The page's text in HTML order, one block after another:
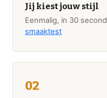
Jij kiest jouw stijl
Eenmalig, in 30
smaaktest